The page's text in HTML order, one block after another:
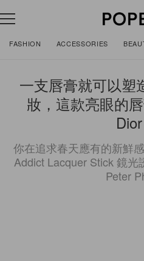
FASHION ACCESSORIES
一支唇膏就可以塑
妝，這款亮眼的
Dior
你在追求春天應有的新鮮
Addict Lacquer Stick 鏡光
Peter